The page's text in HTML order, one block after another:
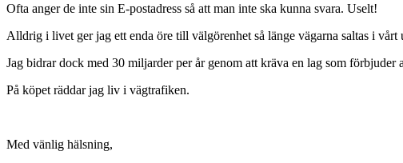
Ofta anger de inte sin E-postadress så att man inte ska kunna svara. Uselt!
Alldrig i livet ger jag ett enda öre till välgörenhet så länge vägarna saltas i
Jag bidrar dock med 30 miljarder per år genom att kräva en lag som förbjuder
På köpet räddar jag liv i vägtrafiken.
Med vänlig hälsning,